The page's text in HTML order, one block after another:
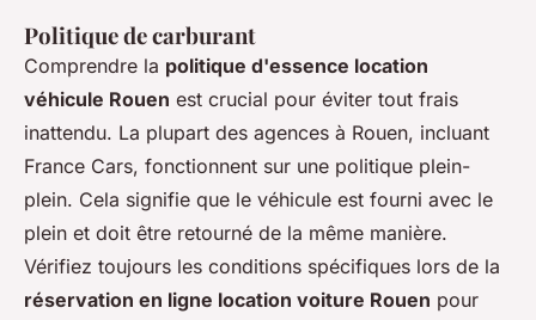
Politique de carburant
Comprendre la politique d'essence location
véhicule Rouen est crucial pour éviter tout frais
inattendu. La plupart des agences à Rouen, incluant
France Cars, fonctionnent sur une politique plein-
plein. Cela signifie que le véhicule est fourni avec le
plein et doit être retourné de la même manière.
Vérifiez toujours les conditions spécifiques lors de la
réservation en ligne location voiture Rouen pour